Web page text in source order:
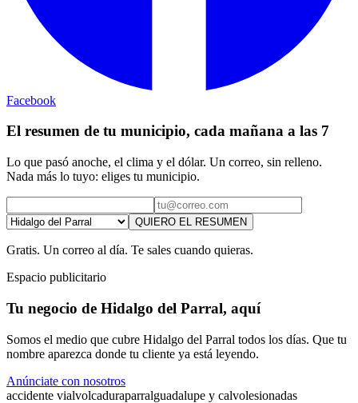
Facebook
El resumen de tu municipio, cada mañana a las 7
Lo que pasó anoche, el clima y el dólar. Un correo, sin relleno.
Nada más lo tuyo: eliges tu municipio.
QUIERO EL RESUMEN
Gratis. Un correo al día. Te sales cuando quieras.
Espacio publicitario
Tu negocio de Hidalgo del Parral, aquí
Somos el medio que cubre Hidalgo del Parral todos los días. Que tu
nombre aparezca donde tu cliente ya está leyendo.
Anúnciate con nosotros
accidente vialvolcaduraparralguadalupe y calvolesionadas